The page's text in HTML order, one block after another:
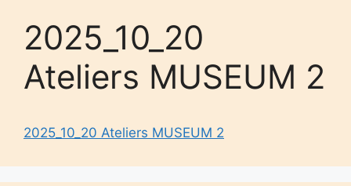
2025_10_20
Ateliers MUSEUM 2
2025_10_20 Ateliers MUSEUM 2